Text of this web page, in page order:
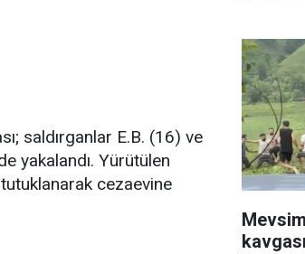
saldırganlar E.B. (16) ve
yakalandı. Yürütülen
cezaevine
kavgası